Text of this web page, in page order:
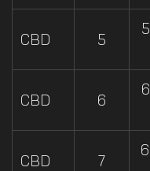
CBD 5
CBD 6
CBD 7